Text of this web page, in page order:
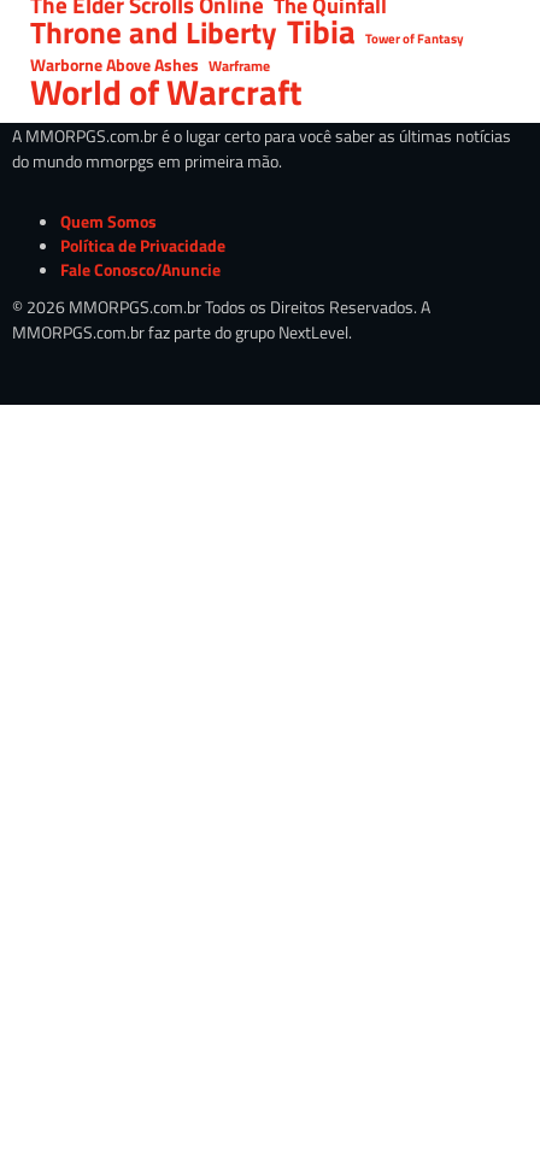
Throne and Liberty Tibia Tower of Fantasy
Warborne Above Ashes Warframe
World of Warcraft
A MMORPGS.com.br é o lugar certo para você saber as últimas notícias
do mundo mmorpgs em primeira mão.
Quem Somos
Política de Privacidade
Fale Conosco/Anuncie
© 2026 MMORPGS.com.br Todos os Direitos Reservados. A
MMORPGS.com.br faz parte do grupo NextLevel.